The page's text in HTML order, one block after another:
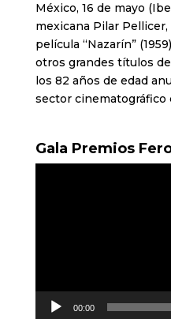
México, 16 de mayo
mexicana Pilar
película “Nazarín”
otros grandes títulos
los 82 años de edad
sector cinematográfico
Gala Premios
00:00